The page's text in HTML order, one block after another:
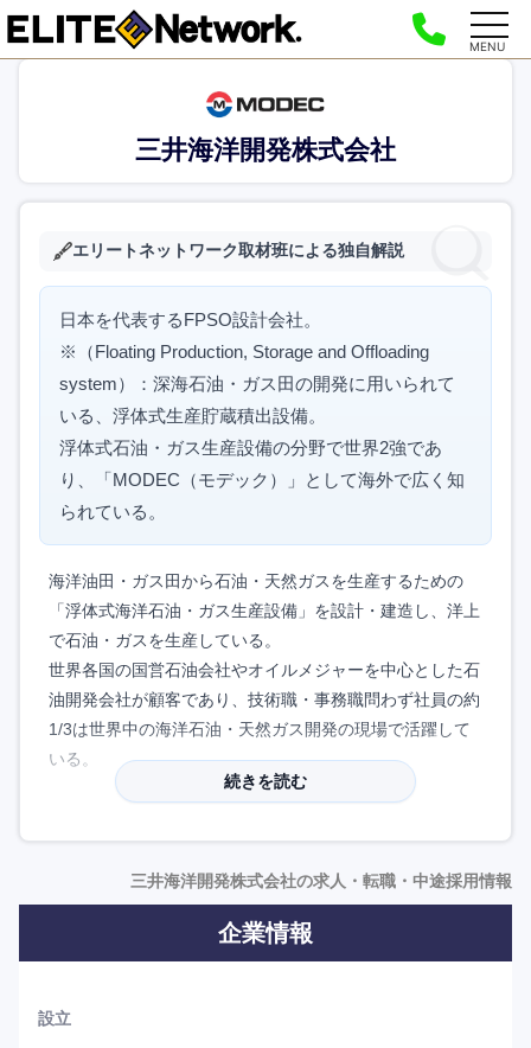
MENU
三井海洋開発株式会社
エリートネットワーク取材班による独自解説
日本を代表するFPSO設計会社。
※（Floating Production, Storage and Offloading
system）：深海石油・ガス田の開発に用いられて
いる、浮体式生産貯蔵積出設備。
浮体式石油・ガス生産設備の分野で世界2強であ
り、「MODEC（モデック）」として海外で広く知
られている。
海洋油田・ガス田から石油・天然ガスを生産するための
「浮体式海洋石油・ガス生産設備」を設計・建造し、洋上
で石油・ガスを生産している。
世界各国の国営石油会社やオイルメジャーを中心とした石
油開発会社が顧客であり、技術職・事務職問わず社員の約
1/3は世界中の海洋石油・天然ガス開発の現場で活躍して
いる。
少人数で大規模なプロジェクトを遂行する正真正銘の少数
精鋭集団であり、世界を舞台にスピード感を持って仕事を
国内拠点は東京本社のみであり、職務によっては東京から
続きを読む
三井海洋開発株式会社の求人・転職・中途採用情報
企業情報
設立